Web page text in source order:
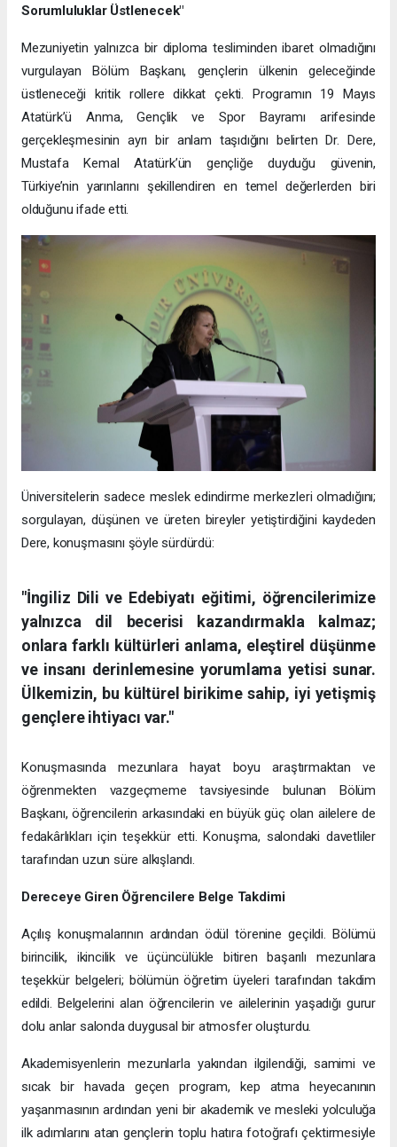
Sorumluluklar Üstlenecek"
Mezuniyetin yalnızca bir diploma tesliminden ibaret olmadığını
vurgulayan Bölüm Başkanı, gençlerin ülkenin geleceğinde
üstleneceği kritik rollere dikkat çekti. Programın 19 Mayıs
Atatürk’ü Anma, Gençlik ve Spor Bayramı arifesinde
gerçekleşmesinin ayrı bir anlam taşıdığını belirten Dr. Dere,
Mustafa Kemal Atatürk’ün gençliğe duyduğu güvenin,
Türkiye’nin yarınlarını şekillendiren en temel değerlerden biri
olduğunu ifade etti.
Üniversitelerin sadece meslek edindirme merkezleri olmadığını;
sorgulayan, düşünen ve üreten bireyler yetiştirdiğini kaydeden
Dere, konuşmasını şöyle sürdürdü:
"İngiliz Dili ve Edebiyatı eğitimi, öğrencilerimize
yalnızca dil becerisi kazandırmakla kalmaz;
onlara farklı kültürleri anlama, eleştirel düşünme
ve insanı derinlemesine yorumlama yetisi sunar.
Ülkemizin, bu kültürel birikime sahip, iyi yetişmiş
gençlere ihtiyacı var."
Konuşmasında mezunlara hayat boyu araştırmaktan ve
öğrenmekten vazgeçmeme tavsiyesinde bulunan Bölüm
Başkanı, öğrencilerin arkasındaki en büyük güç olan ailelere de
fedakârlıkları için teşekkür etti. Konuşma, salondaki davetliler
tarafından uzun süre alkışlandı.
Dereceye Giren Öğrencilere Belge Takdimi
Açılış konuşmalarının ardından ödül törenine geçildi. Bölümü
birincilik, ikincilik ve üçüncülükle bitiren başarılı mezunlara
teşekkür belgeleri; bölümün öğretim üyeleri tarafından takdim
edildi. Belgelerini alan öğrencilerin ve ailelerinin yaşadığı gurur
dolu anlar salonda duygusal bir atmosfer oluşturdu.
Akademisyenlerin mezunlarla yakından ilgilendiği, samimi ve
sıcak bir havada geçen program, kep atma heyecanının
yaşanmasının ardından yeni bir akademik ve mesleki yolculuğa
ilk adımlarını atan gençlerin toplu hatıra fotoğrafı çektirmesiyle